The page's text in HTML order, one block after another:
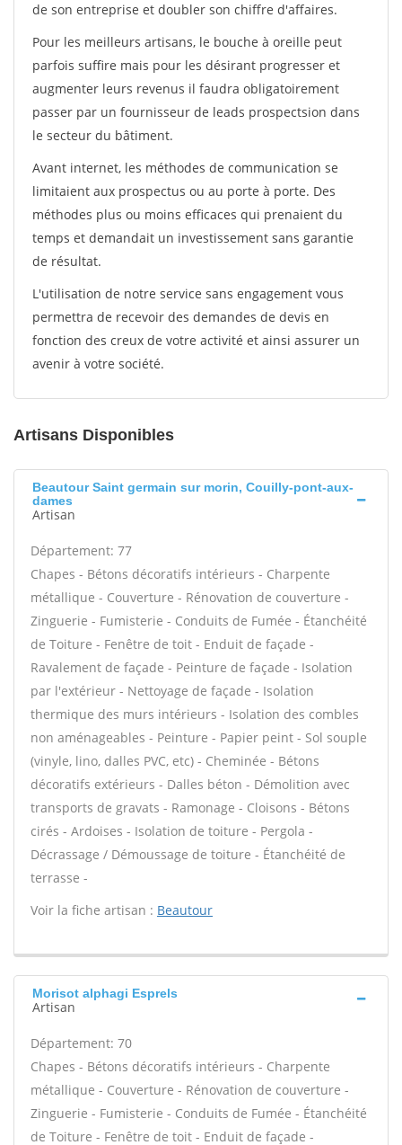
de son entreprise et doubler son chiffre d'affaires.
Pour les meilleurs artisans, le bouche à oreille peut
parfois suffire mais pour les désirant progresser et
augmenter leurs revenus il faudra obligatoirement
passer par un fournisseur de leads prospectsion dans
le secteur du bâtiment.
Avant internet, les méthodes de communication se
limitaient aux prospectus ou au porte à porte. Des
méthodes plus ou moins efficaces qui prenaient du
temps et demandait un investissement sans garantie
de résultat.
L'utilisation de notre service sans engagement vous
permettra de recevoir des demandes de devis en
fonction des creux de votre activité et ainsi assurer un
avenir à votre société.
Artisans Disponibles
Beautour Saint germain sur morin, Couilly-pont-aux-
dames
Artisan
Département: 77
Chapes - Bétons décoratifs intérieurs - Charpente
métallique - Couverture - Rénovation de couverture -
Zinguerie - Fumisterie - Conduits de Fumée - Étanchéité
de Toiture - Fenêtre de toit - Enduit de façade -
Ravalement de façade - Peinture de façade - Isolation
par l'extérieur - Nettoyage de façade - Isolation
thermique des murs intérieurs - Isolation des combles
non aménageables - Peinture - Papier peint - Sol souple
(vinyle, lino, dalles PVC, etc) - Cheminée - Bétons
décoratifs extérieurs - Dalles béton - Démolition avec
transports de gravats - Ramonage - Cloisons - Bétons
cirés - Ardoises - Isolation de toiture - Pergola -
Décrassage / Démoussage de toiture - Étanchéité de
terrasse -
Voir la fiche artisan : Beautour
Morisot alphagi Esprels
Artisan
Département: 70
Chapes - Bétons décoratifs intérieurs - Charpente
métallique - Couverture - Rénovation de couverture -
Zinguerie - Fumisterie - Conduits de Fumée - Étanchéité
de Toiture - Fenêtre de toit - Enduit de façade -